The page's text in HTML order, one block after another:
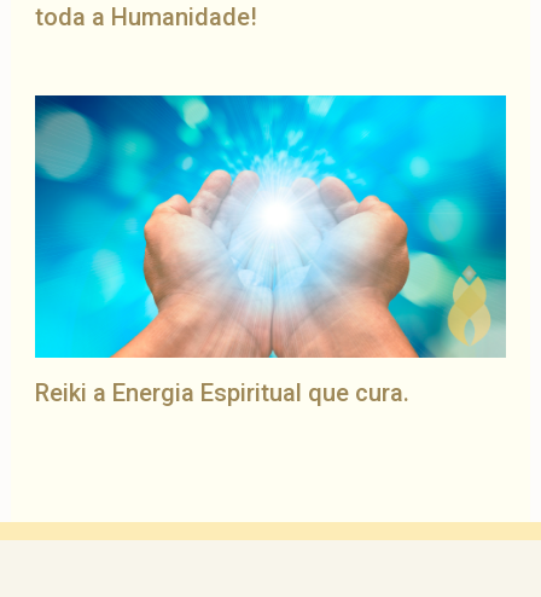
toda a Humanidade!
Reiki a Energia Espiritual que cura.